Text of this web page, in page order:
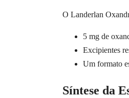
O Landerlan
5 mg de
Excipientes
Um formato
Síntese da